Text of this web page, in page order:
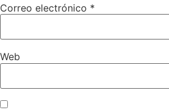
Correo electrónico *
Web